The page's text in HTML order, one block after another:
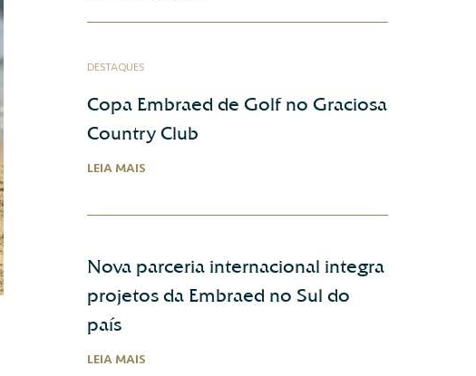
DESTAQUES
Copa Embraed de Golf no Graciosa
Country Club
LEIA MAIS
Nova parceria internacional integra
projetos da Embraed no Sul do
país
LEIA MAIS